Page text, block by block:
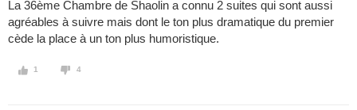
La 36ème Chambre de Shaolin a connu 2 suites qui sont aussi
agréables à suivre mais dont le ton plus dramatique du premier
cède la place à un ton plus humoristique.
1 4